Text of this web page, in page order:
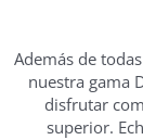
Además de
nuestra gama
disfrutar
superior.